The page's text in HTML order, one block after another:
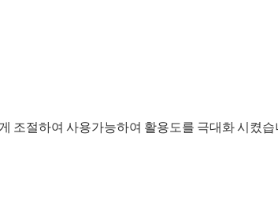
조절하여 사용가능하여 활용도를 극대화 시켰